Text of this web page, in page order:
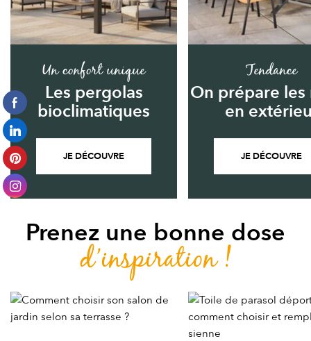
Un confort unique
Les pergolas
bioclimatiques
JE DÉCOUVRE
Tendance
On prépare les
en
JE DÉCOUVRE
Prenez une bonne dose
d’inspiration !